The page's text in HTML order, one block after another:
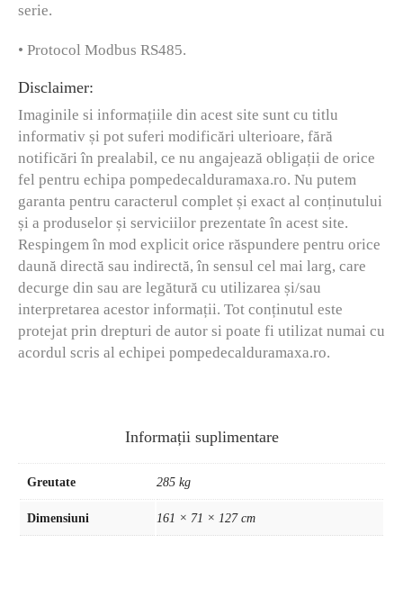
serie.
• Protocol Modbus RS485.
Disclaimer:
Imaginile si informațiile din acest site sunt cu titlu
informativ și pot suferi modificări ulterioare, fără
notificări în prealabil, ce nu angajează obligații de orice
fel pentru echipa pompedecalduramaxa.ro. Nu putem
garanta pentru caracterul complet și exact al conținutului
și a produselor și serviciilor prezentate în acest site.
Respingem în mod explicit orice răspundere pentru orice
daună directă sau indirectă, în sensul cel mai larg, care
decurge din sau are legătură cu utilizarea și/sau
interpretarea acestor informații. Tot conținutul este
protejat prin drepturi de autor si poate fi utilizat numai cu
acordul scris al echipei pompedecalduramaxa.ro.
Informații suplimentare
Greutate 285 kg
Dimensiuni 161 × 71 × 127 cm